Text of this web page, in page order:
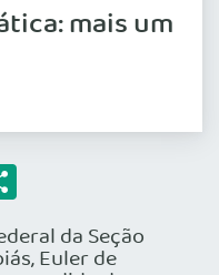
mais um
da Seção
Euler de